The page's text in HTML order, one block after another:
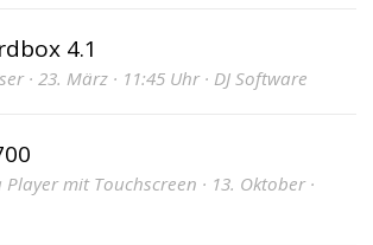
4.1
· 23. März · 11:45 Uhr · DJ Software
mit Touchscreen · 13. Oktober ·